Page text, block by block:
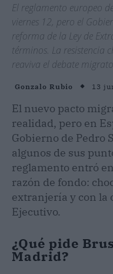
El reglamento europeo
viernes 12, pero el
reforma de la Ley de
términos. La resistencia
reaviva el debate
Gonzalo Rubio 13
El nuevo pacto
realidad, pero en
Gobierno de Pedro
algunos de sus
reglamento entró
razón de fondo:
extranjería y con
Ejecutivo.
¿Qué pide
Madrid?